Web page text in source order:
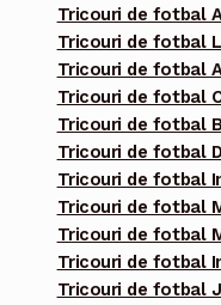
Tricouri de fotbal
Tricouri de fotbal
Tricouri de fotbal
Tricouri de fotbal
Tricouri de fotbal
Tricouri de fotbal
Tricouri de fotbal
Tricouri de fotbal
Tricouri de fotbal
Tricouri de fotbal
Tricouri de fotbal